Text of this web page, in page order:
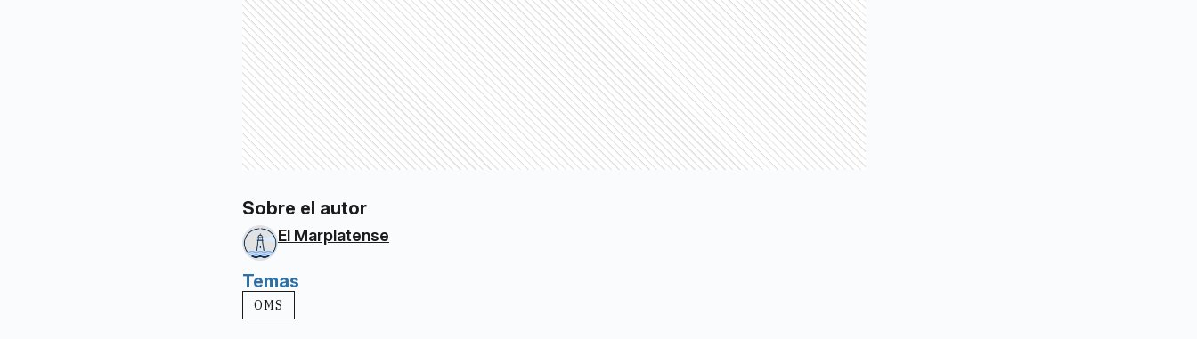
Sobre el autor
El Marplatense
Temas
OMS